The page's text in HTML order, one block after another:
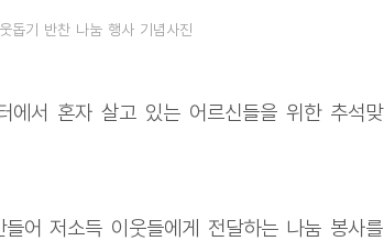
돕기 반찬 나눔 행사 기념사진
에서 혼자 살고 있는 어르신들을 위한 추석맞
어 저소득 이웃들에게 전달하는 나눔 봉사를